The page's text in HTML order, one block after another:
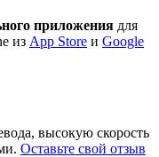
приложения для
из App Store и Google
высокую скорость
Оставьте свой отзыв